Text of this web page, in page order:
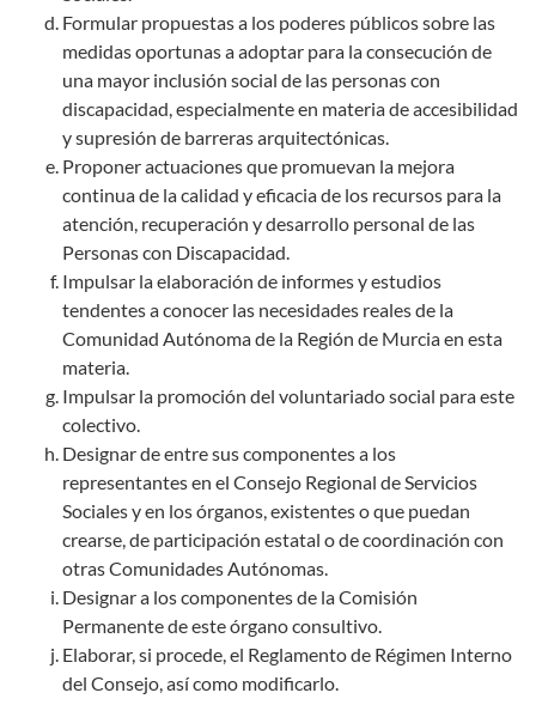
Formular propuestas a los poderes públicos sobre las
medidas oportunas a adoptar para la consecución de
una mayor inclusión social de las personas con
discapacidad, especialmente en materia de accesibilidad
y supresión de barreras arquitectónicas.
Proponer actuaciones que promuevan la mejora
continua de la calidad y eficacia de los recursos para la
atención, recuperación y desarrollo personal de las
Personas con Discapacidad.
Impulsar la elaboración de informes y estudios
tendentes a conocer las necesidades reales de la
Comunidad Autónoma de la Región de Murcia en esta
materia.
Impulsar la promoción del voluntariado social para este
colectivo.
Designar de entre sus componentes a los
representantes en el Consejo Regional de Servicios
Sociales y en los órganos, existentes o que puedan
crearse, de participación estatal o de coordinación con
otras Comunidades Autónomas.
Designar a los componentes de la Comisión
Permanente de este órgano consultivo.
Elaborar, si procede, el Reglamento de Régimen Interno
del Consejo, así como modificarlo.